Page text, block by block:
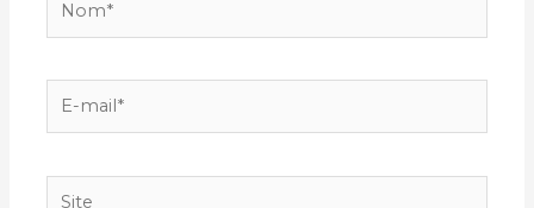
mail*